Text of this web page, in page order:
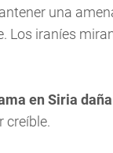
una
Los iraníes
en Siria
creíble.